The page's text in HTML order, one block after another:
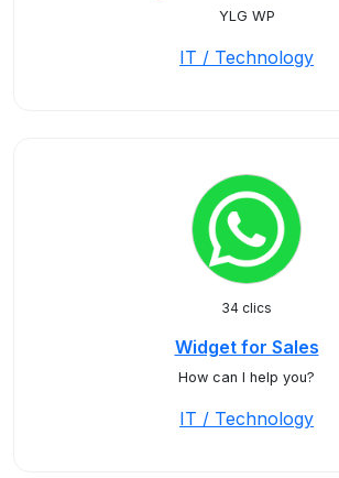
YLG WP
IT / Technology
34 clics
Widget for Sales
How can I help you?
IT / Technology